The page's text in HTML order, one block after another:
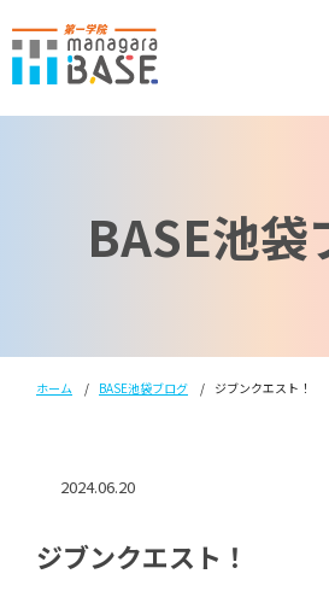
BASE池袋
ホーム BASE池袋ブログ ジブンクエスト！
2024.06.20
ジブンクエスト！